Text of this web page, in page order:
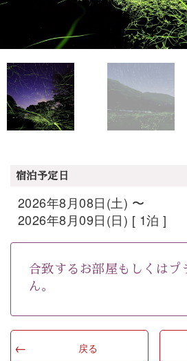
宿泊予定日
2026年8月08日(土) 〜
2026年8月09日(日) [ 1泊 ]
合致するお部屋もしくはプ
ん。
戻る